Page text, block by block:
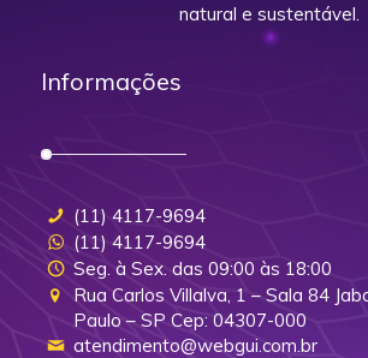
natural e sustentável.
Informações
(11) 4117-9694
(11) 4117-9694
Seg. à Sex. das 09:00 às 18:00
Rua Carlos Villalva, 1 – Sala 84
Paulo – SP Cep: 04307-000
atendimento@webgui.com.br